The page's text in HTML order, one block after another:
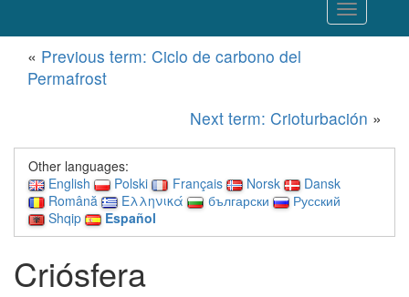
Toggle
navigation
« Previous term: Ciclo de carbono del
Permafrost
Next term: Crioturbación »
Other languages:
English
Polski Français Norsk
Dansk
Română
Ελληνικά български
Русский
Shqip
Español
Criósfera